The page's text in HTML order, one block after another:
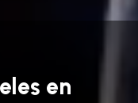
en